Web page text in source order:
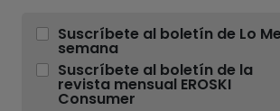
Suscríbete al boletín de Lo
semana
Suscríbete al boletín de la
revista mensual EROSKI
Consumer